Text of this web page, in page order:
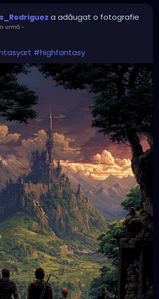
a adăugat o fotografie
urmă-
#highfantasy